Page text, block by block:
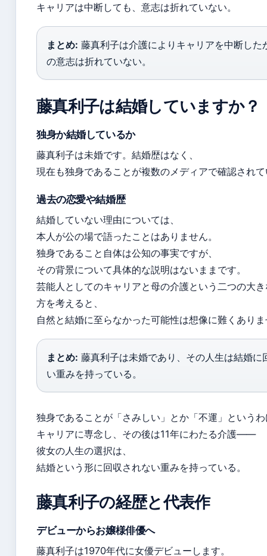
キャリアは中断しても、意志は折れていない。
まとめ: 藤真利子は介護によりキャリアを中断した
の意志は折れていない。
藤真利子は結婚していますか？
独身か結婚しているか
藤真利子は未婚です。結婚歴はなく、
現在も独身であることが複数のメディアで確認され
過去の恋愛や結婚歴
結婚していない理由については、
本人が公の場で語ったことはありません。
独身であること自体は公知の事実ですが、
その背景について具体的な説明はないままです。
芸能人としてのキャリアと母の介護という二つの大
方を考えると、
自然と結婚に至らなかった可能性は想像に難くあり
まとめ: 藤真利子は未婚であり、その人生は結婚に
い重みを持っている。
独身であることが「さみしい」とか「不運」という
キャリアに専念し、その後は11年にわたる介護——
彼女の人生の選択は、
結婚という形に回収されない重みを持っている。
藤真利子の経歴と代表作
デビューからお嬢様俳優へ
藤真利子は1970年代に女優デビューします。